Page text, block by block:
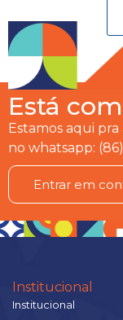
Está
Estamos aqui
no whatsapp:
Entrar em
Institucional
Institucional